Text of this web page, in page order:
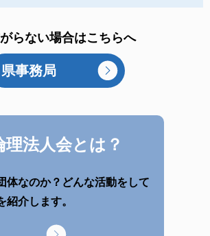
らない場合はこちらへ
県事務局
理法人会とは？
体なのか？どんな活動をして
紹介します。